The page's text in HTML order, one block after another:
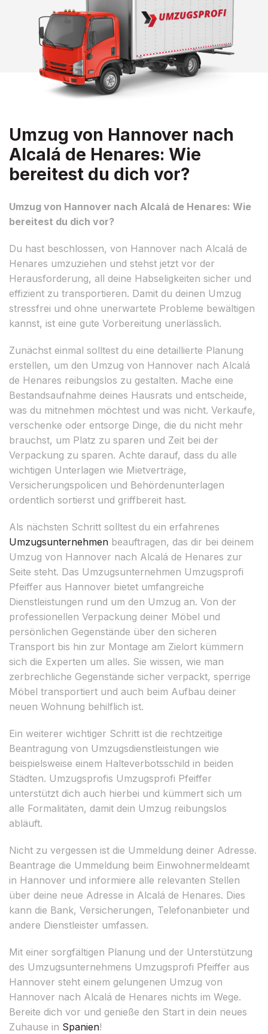
Umzug von Hannover nach
Alcalá de Henares: Wie
bereitest du dich vor?
Umzug von Hannover nach Alcalá de Henares: Wie
bereitest du dich vor?
Du hast beschlossen, von Hannover nach Alcalá de
Henares umzuziehen und stehst jetzt vor der
Herausforderung, all deine Habseligkeiten sicher und
effizient zu transportieren. Damit du deinen Umzug
stressfrei und ohne unerwartete Probleme bewältigen
kannst, ist eine gute Vorbereitung unerlässlich.
Zunächst einmal solltest du eine detaillierte Planung
erstellen, um den Umzug von Hannover nach Alcalá
de Henares reibungslos zu gestalten. Mache eine
Bestandsaufnahme deines Hausrats und entscheide,
was du mitnehmen möchtest und was nicht. Verkaufe,
verschenke oder entsorge Dinge, die du nicht mehr
brauchst, um Platz zu sparen und Zeit bei der
Verpackung zu sparen. Achte darauf, dass du alle
wichtigen Unterlagen wie Mietverträge,
Versicherungspolicen und Behördenunterlagen
ordentlich sortierst und griffbereit hast.
Als nächsten Schritt solltest du ein erfahrenes
Umzugsunternehmen beauftragen, das dir bei deinem
Umzug von Hannover nach Alcalá de Henares zur
Seite steht. Das Umzugsunternehmen Umzugsprofi
Pfeiffer aus Hannover bietet umfangreiche
Dienstleistungen rund um den Umzug an. Von der
professionellen Verpackung deiner Möbel und
persönlichen Gegenstände über den sicheren
Transport bis hin zur Montage am Zielort kümmern
sich die Experten um alles. Sie wissen, wie man
zerbrechliche Gegenstände sicher verpackt, sperrige
Möbel transportiert und auch beim Aufbau deiner
neuen Wohnung behilflich ist.
Ein weiterer wichtiger Schritt ist die rechtzeitige
Beantragung von Umzugsdienstleistungen wie
beispielsweise einem Halteverbotsschild in beiden
Städten. Umzugsprofis Umzugsprofi Pfeiffer
unterstützt dich auch hierbei und kümmert sich um
alle Formalitäten, damit dein Umzug reibungslos
abläuft.
Nicht zu vergessen ist die Ummeldung deiner Adresse.
Beantrage die Ummeldung beim Einwohnermeldeamt
in Hannover und informiere alle relevanten Stellen
über deine neue Adresse in Alcalá de Henares. Dies
kann die Bank, Versicherungen, Telefonanbieter und
andere Dienstleister umfassen.
Mit einer sorgfältigen Planung und der Unterstützung
des Umzugsunternehmens Umzugsprofi Pfeiffer aus
Hannover steht einem gelungenen Umzug von
Hannover nach Alcalá de Henares nichts im Wege.
Bereite dich vor und genieße den Start in dein neues
Zuhause in Spanien!